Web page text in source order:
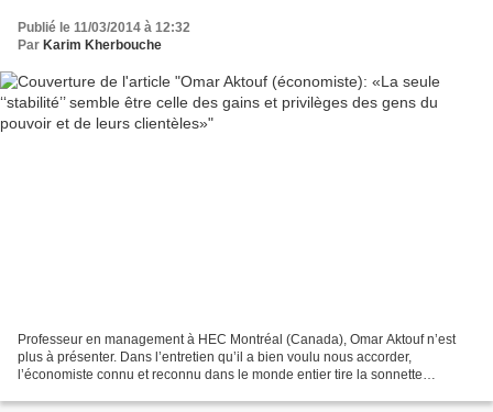
Publié le 11/03/2014 à 12:32
Par Karim Kherbouche
Professeur en management à HEC Montréal (Canada), Omar Aktouf n’est
plus à présenter. Dans l’entretien qu’il a bien voulu nous accorder,
l’économiste connu et reconnu dans le monde entier tire la sonnette